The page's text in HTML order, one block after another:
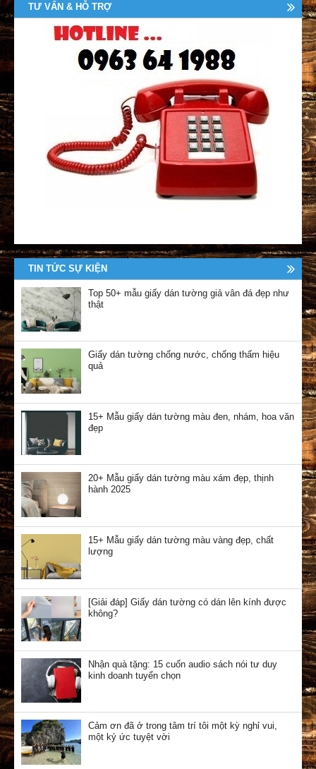
TƯ VẤN & HỖ TRỢ
TIN TỨC SỰ KIỆN
Top 50+ mẫu giấy dán tường giả vân đá đẹp như
thật
Giấy dán tường chống nước, chống thấm hiệu
quả
15+ Mẫu giấy dán tường màu đen, nhám, hoa văn
đẹp
20+ Mẫu giấy dán tường màu xám đẹp, thịnh
hành 2025
15+ Mẫu giấy dán tường màu vàng đẹp, chất
lượng
[Giải đáp] Giấy dán tường có dán lên kính được
không?
Nhận quà tặng: 15 cuốn audio sách nói tư duy
kinh doanh tuyển chọn
Cảm ơn đã ở trong tâm trí tôi một kỳ nghỉ vui,
một ký ức tuyệt vời